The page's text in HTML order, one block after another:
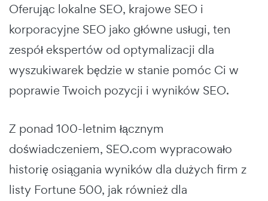
Oferując lokalne SEO, krajowe SEO i
korporacyjne SEO jako główne usługi, ten
zespół ekspertów od optymalizacji dla
wyszukiwarek będzie w stanie pomóc Ci w
poprawie Twoich pozycji i wyników SEO.
Z ponad 100-letnim łącznym
doświadczeniem, SEO.com wypracowało
historię osiągania wyników dla dużych firm z
listy Fortune 500, jak również dla